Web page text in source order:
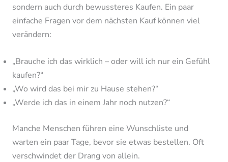
sondern auch durch bewussteres Kaufen. Ein paar
einfache Fragen vor dem nächsten Kauf können viel
verändern:
„Brauche ich das wirklich – oder will ich nur ein Gefühl
kaufen?“
„Wo wird das bei mir zu Hause stehen?“
„Werde ich das in einem Jahr noch nutzen?“
Manche Menschen führen eine Wunschliste und
warten ein paar Tage, bevor sie etwas bestellen. Oft
verschwindet der Drang von allein.